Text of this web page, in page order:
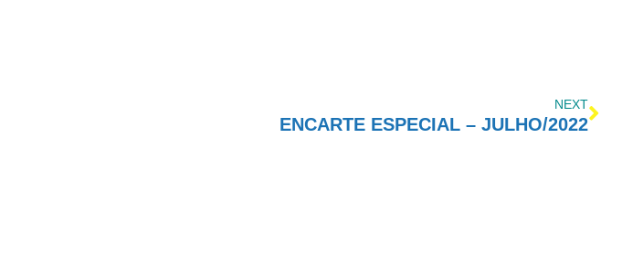
NEXT
ENCARTE ESPECIAL – JULHO/2022